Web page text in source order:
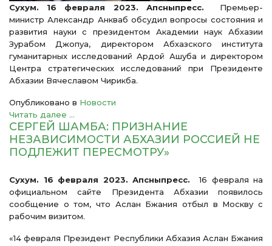
Сухум. 16 февраля 2023. Апсныпресс. Премьер-
министр Александр Анкваб обсудил вопросы состояния и
развития науки с президентом Академии наук Абхазии
Зурабом Джопуа, директором Абхазского института
гуманитарных исследований Ардой Ашуба и директором
Центра стратегических исследований при Президенте
Абхазии Вячеславом Чирикба.
Опубликовано в Новости
Читать далее ...
СЕРГЕЙ ШАМБА: ПРИЗНАНИЕ
НЕЗАВИСИМОСТИ АБХАЗИИ РОССИЕЙ НЕ
ПОДЛЕЖИТ ПЕРЕСМОТРУ»
Сухум. 16 февраля 2023. Апсныпресс. 16 февраля на
официальном сайте Президента Абхазии появилось
сообщение о том, что Аслан Бжания отбыл в Москву с
рабочим визитом.
«14 февраля Президент Республики Абхазия Аслан Бжания